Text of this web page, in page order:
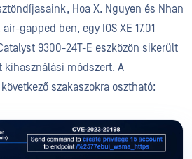
Hoa X. Nguyen és Nhan
gapped ben, egy IOS XE 17.01
9300-24T-E eszközön sikerült
módszert. A
szakaszokra osztható: